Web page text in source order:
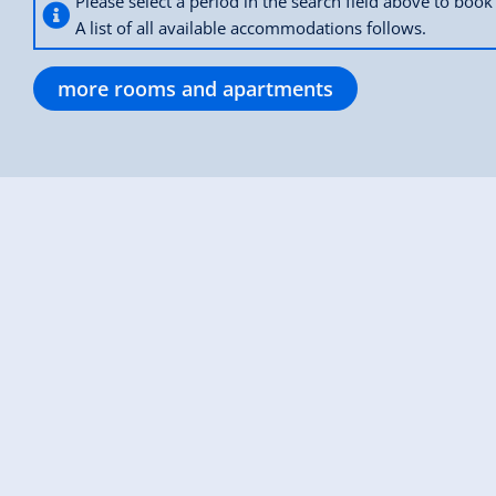
A list of all available accommodations follows.
more rooms and apartments